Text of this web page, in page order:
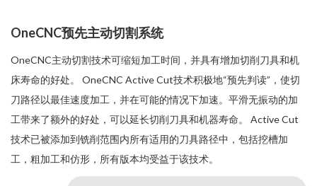
OneCNC预先主动切割系统
OneCNC主动切割技术可缩短加工时间，并具有增加切削刀具和机
床寿命的好处。 OneCNC Active Cut技术积极地“预先判读”，使切
刀路径以最佳速度加工，并在可能的情况下加速。平滑无振动的加
工带来了额外的好处，可以延长切削刀具和机器寿命。 Active Cut
技术已被添加到铣削范围内所有适用的刀具路径中，包括挖槽加
工，粗加工和仿形，所有版本均受益于该技术。